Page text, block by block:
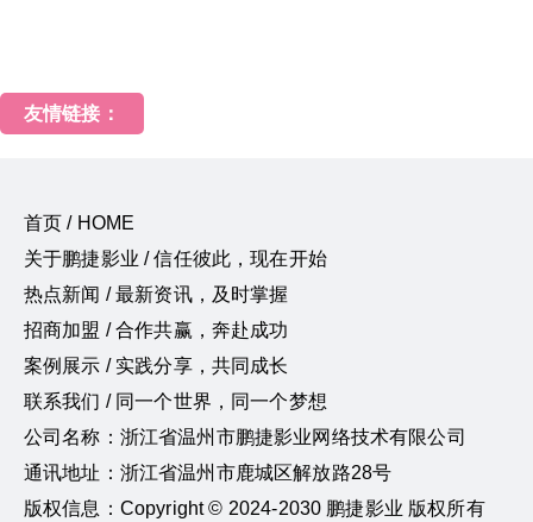
友情链接：
首页 / HOME
关于鹏捷影业 / 信任彼此，现在开始
热点新闻 / 最新资讯，及时掌握
招商加盟 / 合作共赢，奔赴成功
案例展示 / 实践分享，共同成长
联系我们 / 同一个世界，同一个梦想
公司名称：浙江省温州市鹏捷影业网络技术有限公司
通讯地址：浙江省温州市鹿城区解放路28号
版权信息：Copyright © 2024-2030 鹏捷影业 版权所有